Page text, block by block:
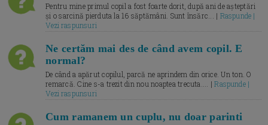
Pentru mine primul copil a fost foarte dorit, după ani de așteptări
și o sarcină pierduta la 16 săptămâni. Sunt însărc... | Raspunde |
Vezi raspunsuri
Ne certăm mai des de când avem copil. E
normal?
De când a apărut copilul, parcă ne aprindem din orice. Un ton. O
remarcă. Cine s-a trezit din nou noaptea trecuta.... |Raspunde |
Vezi raspunsuri
Cum ramanem un cuplu, nu doar parinti